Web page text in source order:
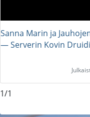
Sanna Marin ja
― Serverin Kovin Druidi
1/1